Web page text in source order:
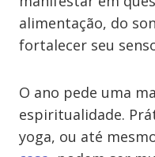
alimentação, do
fortalecer seu
O ano pede uma
espiritualidade.
yoga, ou até